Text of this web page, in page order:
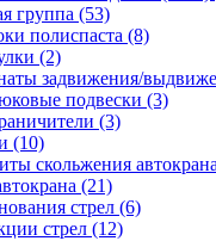
группа (53)
полиспаста (8)
(2)
задвижения/
подвески (3)
(3)
(10)
скольжения
(21)
стрел (6)
стрел (12)